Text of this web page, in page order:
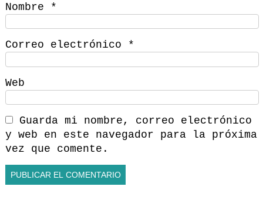
Nombre *
Correo electrónico *
Web
Guarda mi nombre, correo electrónico
y web en este navegador para la próxima
vez que comente.